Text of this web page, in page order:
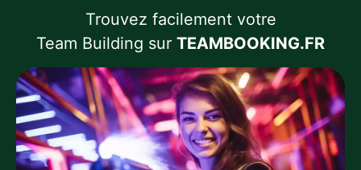
Trouvez facilement votre
Team Building sur TEAMBOOKING.FR